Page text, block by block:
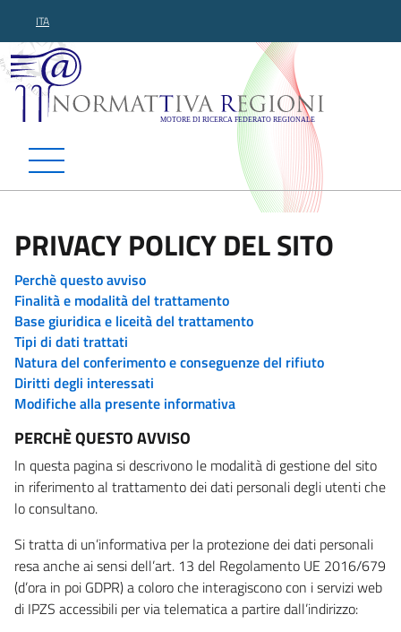
ITA
Normattiva Regioni -
PRIVACY POLICY DEL SITO
Perchè questo avviso
Finalità e modalità del trattamento
Base giuridica e liceità del trattamento
Tipi di dati trattati
Natura del conferimento e conseguenze del rifiuto
Diritti degli interessati
Modifiche alla presente informativa
PERCHÈ QUESTO AVVISO
In questa pagina si descrivono le modalità di gestione del sito
in riferimento al trattamento dei dati personali degli utenti che
lo consultano.
Si tratta di un’informativa per la protezione dei dati personali
resa anche ai sensi dell’art. 13 del Regolamento UE 2016/679
(d’ora in poi GDPR) a coloro che interagiscono con i servizi web
di IPZS accessibili per via telematica a partire dall’indirizzo: